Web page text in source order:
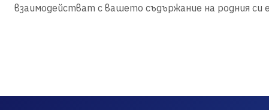
взаимодействат с вашето съдържание на родния си